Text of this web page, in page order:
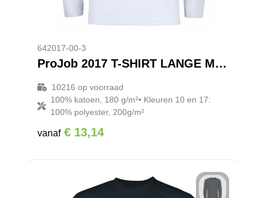
642017-00-3
ProJob 2017 T-SHIRT LANGE MOUWEN
10216 op voorraad
100% katoen, 180 g/m²• Kleuren 10 en 17:
100% polyester, 200g/m²
vanaf € 13,14